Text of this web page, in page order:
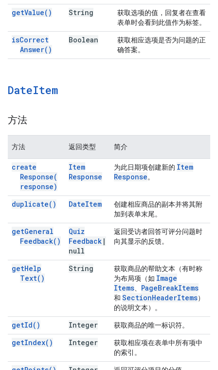
getValue( ) String
获取选项的值，回复者在查看
表单时会看到此值作为标签。
isCorrect
Answer( )
Boolean
获取相应选项是否为问题的正
确答案。
DateItem
方法
方法 返回类型 简介
create
Response(
response)
Item
Response
为此日期项创建新的 Item
Response。
duplicate( ) DateItem
创建相应商品的副本并将其附
加到表单末尾。
getGeneral
Feedback( )
Quiz
Feedback |
null
返回受访者回答可评分问题时
向其显示的反馈。
getHelp
Text( )
String
获取商品的帮助文本（有时称
为布局项（如 Image
Items
PageBreakItems
和 SectionHeaderItems）
的说明文本）。
getId( ) Integer 获取商品的唯一标识符。
getIndex( ) Integer
获取相应项在表单中所有项中
的索引。